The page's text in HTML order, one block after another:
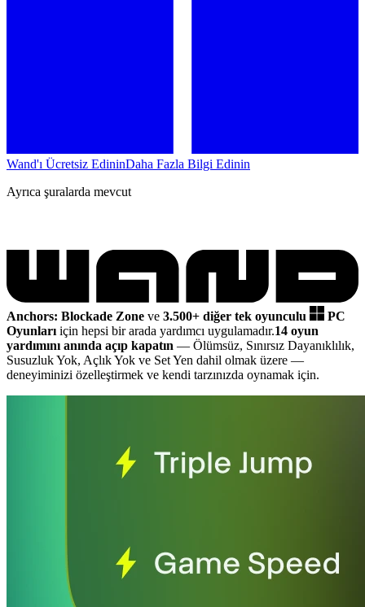
Wand'ı Ücretsiz EdininDaha Fazla Bilgi Edinin
Ayrıca şuralarda mevcut
Anchors: Blockade Zone ve 3.500+ diğer tek oyunculu
PC
Oyunları için hepsi bir arada yardımcı uygulamadır.14 oyun
yardımını anında açıp kapatın — Ölümsüz, Sınırsız Dayanıklılık,
Susuzluk Yok, Açlık Yok ve Set Yen dahil olmak üzere —
deneyiminizi özelleştirmek ve kendi tarzınızda oynamak için.